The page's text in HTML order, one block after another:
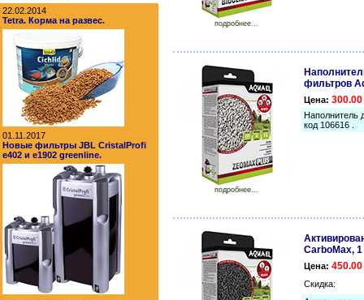
22.02.2014
Tetra. Корма на развес.
01.11.2017
Новые фильтры JBL CristalProfi
e402 и e1902 greenline.
подробнее...
подробнее...
фильтров
Цена: 300.00
Наполнитель
код 106616 .
CarboMax,
Цена: 450.00
Скидка: